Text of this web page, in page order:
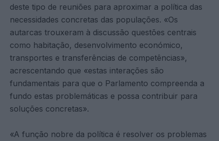
deste tipo de reuniões para aproximar a política das
necessidades concretas das populações. «Os
autarcas trouxeram à discussão questões centrais
como habitação, desenvolvimento económico,
transportes e transferências de competências»,
acrescentando que «estas interações são
fundamentais para que o Parlamento compreenda a
fundo estas problemáticas e possa contribuir para
soluções concretas».
«A função nobre da política é resolver os problemas